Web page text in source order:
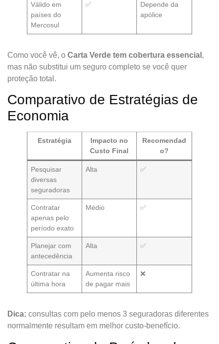
Válido em
países do
Mercosul
✅
Depende da
apólice
Como você vê, o Carta Verde tem cobertura essencial ,
mas não substitui um seguro completo se você quer
proteção total.
Comparativo de Estratégias de
Economia
Estratégia
Impacto no
Custo Final
Recomendad
o?
Pesquisar
diversas
seguradoras
Alta ✅
Contratar
apenas pelo
período exato
Médio ✅
Planejar com
antecedência
Alta ✅
Contratar na
última hora
Aumenta risco
de pagar mais
❌
Dica: consultas com pelo menos 3 seguradoras diferentes
normalmente resultam em melhor custo-benefício.